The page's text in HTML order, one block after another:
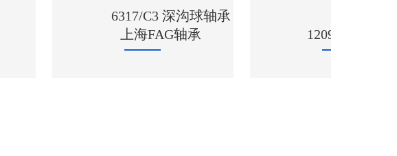
6317/C3 深沟球轴承
1209 进口NSK轴承